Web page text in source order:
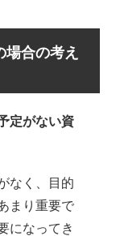
合の考え
定がない資
なく、目的
まり重要で
になってき